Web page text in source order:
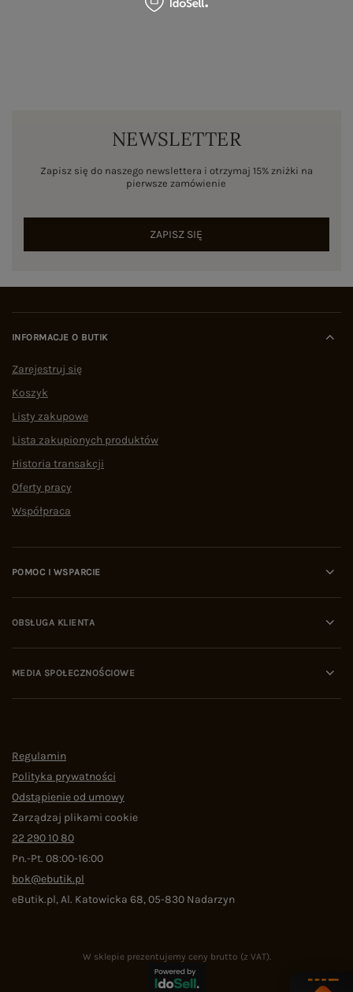
NEWSLETTER
Zapisz się do naszego newslettera i otrzymaj 15% zniżki na
pierwsze zamówienie
ZAPISZ SIĘ
INFORMACJE O BUTIK
Zarejestruj się
Koszyk
Listy zakupowe
Lista zakupionych produktów
Historia transakcji
Oferty pracy
Współpraca
POMOC I WSPARCIE
OBSŁUGA KLIENTA
MEDIA SPOŁECZNOŚCIOWE
Regulamin
Polityka prywatności
Odstąpienie od umowy
Zarządzaj plikami cookie
22 290 10 80
Pn.-Pt. 08:00-16:00
bok@ebutik.pl
eButik.pl,Al. Katowicka 68,05-830 Nadarzyn
W sklepie prezentujemy ceny brutto (z VAT).